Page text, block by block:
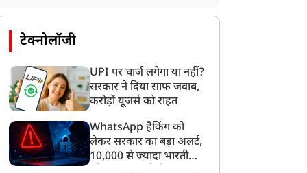
टेक्नोलॉजी
UPI पर चार्ज लगेगा या नहीं?
सरकार ने दिया साफ जवाब,
करोड़ों यूजर्स को राहत
WhatsApp हैकिंग को
लेकर सरकार का बड़ा अलर्ट,
10,000 से ज्यादा भारतीयों